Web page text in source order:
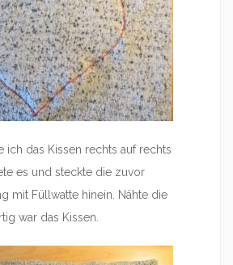
ich das Kissen rechts auf rechts
es und steckte die zuvor
mit Füllwatte hinein. Nähte die
war das Kissen.